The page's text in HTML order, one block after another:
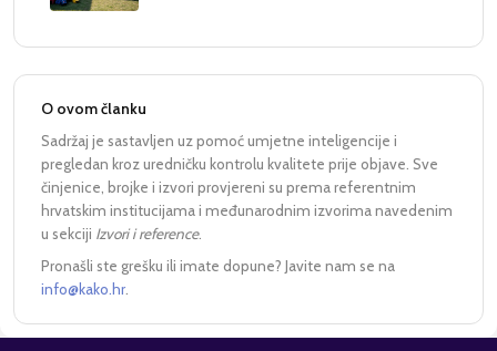
O ovom članku
Sadržaj je sastavljen uz pomoć umjetne inteligencije i
pregledan kroz uredničku kontrolu kvalitete prije objave. Sve
činjenice, brojke i izvori provjereni su prema referentnim
hrvatskim institucijama i međunarodnim izvorima navedenim
u sekciji Izvori i reference.
Pronašli ste grešku ili imate dopune? Javite nam se na
info@kako.hr